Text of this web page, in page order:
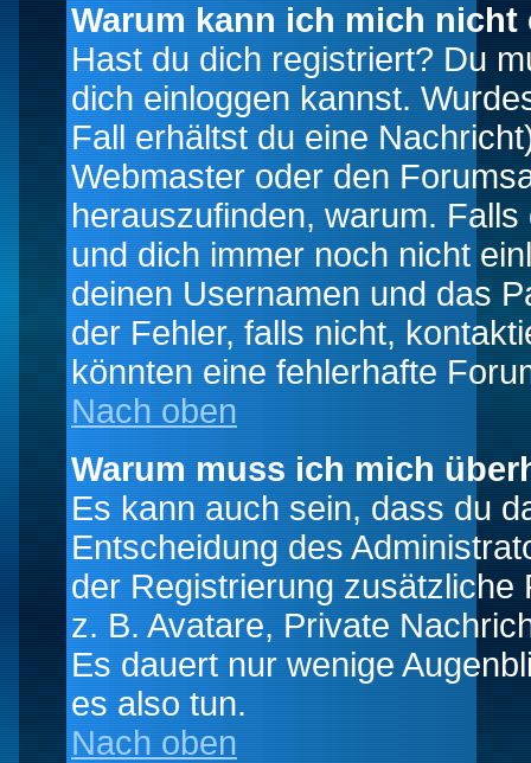
Warum kann ich mich nicht
Hast du dich registriert? Du
dich einloggen kannst.
Fall erhältst du eine
Webmaster oder den
herauszufinden, warum.
und dich immer noch nicht
deinen Usernamen und das
der Fehler, falls nicht,
könnten eine fehlerhafte
Nach oben
Warum muss ich mich
Es kann auch sein, dass du
Entscheidung des
der Registrierung
z. B. Avatare, Private
Es dauert nur wenige
es also tun.
Nach oben